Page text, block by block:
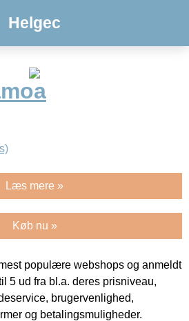
Helgec
Læs mere »
Køb nu »
populære webshops og anmeldt
5 ud fra bl.a. deres prisniveau,
brugervenlighed,
og betalingsmuligheder.